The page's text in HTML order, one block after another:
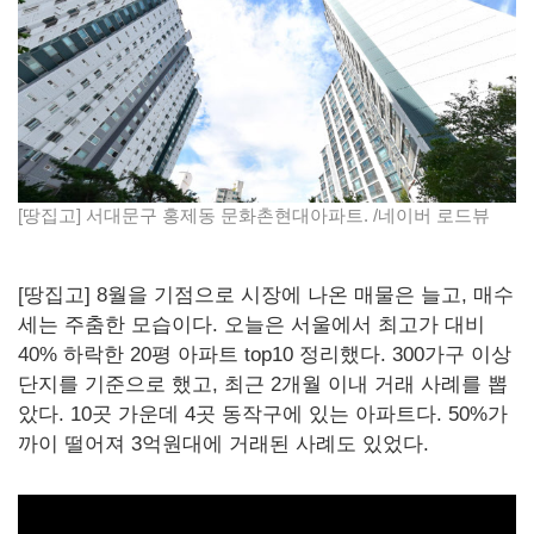
[땅집고] 서대문구 홍제동 문화촌현대아파트. /네이버 로드뷰
[땅집고] 8월을 기점으로 시장에 나온 매물은 늘고, 매수
세는 주춤한 모습이다. 오늘은 서울에서 최고가 대비
40% 하락한 20평 아파트 top10 정리했다. 300가구 이상
단지를 기준으로 했고, 최근 2개월 이내 거래 사례를 뽑
았다. 10곳 가운데 4곳 동작구에 있는 아파트다. 50%가
까이 떨어져 3억원대에 거래된 사례도 있었다.